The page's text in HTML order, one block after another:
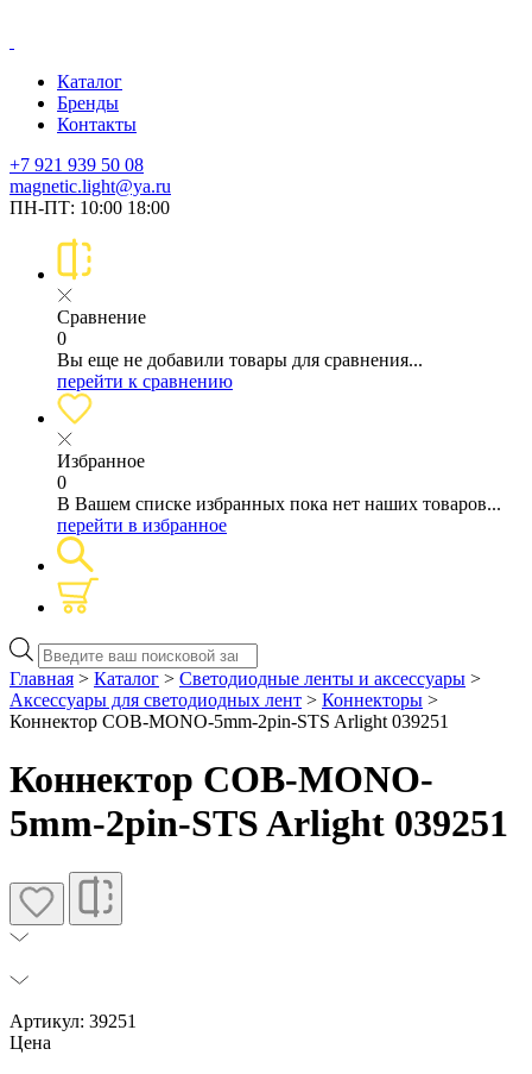
Каталог
Бренды
Контакты
+7 921 939 50 08
magnetic.light@ya.ru
ПН-ПТ: 10:00 18:00
Сравнение
0
Вы еще не добавили товары для сравнения...
перейти к сравнению
Избранное
0
В Вашем списке избранных пока нет наших товаров...
перейти в избранное
Поиск
товаров
Главная > Каталог > Светодиодные ленты и аксессуары >
Аксессуары для светодиодных лент > Коннекторы >
Коннектор COB-MONO-5mm-2pin-STS Arlight 039251
Коннектор COB-MONO-
5mm-2pin-STS Arlight 039251
Артикул: 39251
Цена